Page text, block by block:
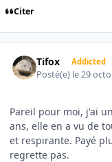
Citer
Tifox Addicted
Posté(e) le 29
Pareil pour moi, j'ai
ans, elle en a vu de
et respirante. Payé
regrette pas.